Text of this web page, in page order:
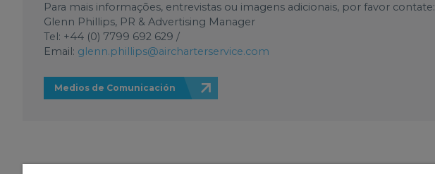
Para mais informações, entrevistas ou imagens adicionais, por favor contate:
Glenn Phillips, PR & Advertising Manager
Tel: +44 (0) 7799 692 629 /
Email: glenn.phillips@aircharterservice.com
Medios de Comunicación